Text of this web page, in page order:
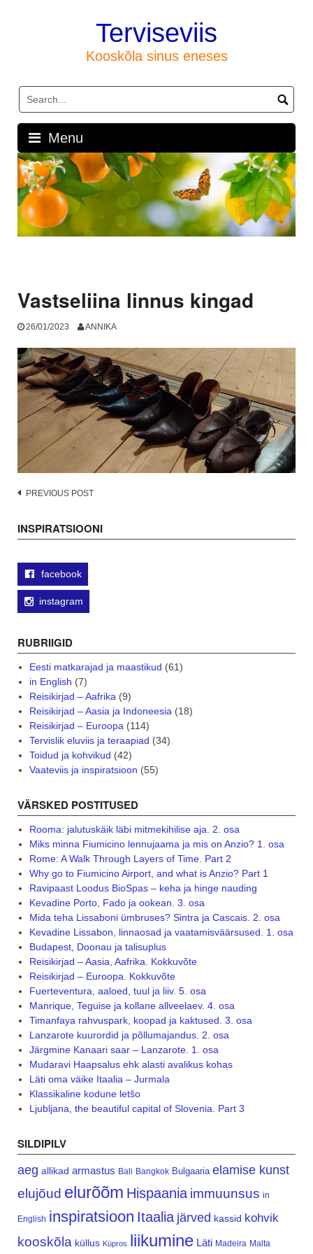
Terviseviis
Kooskõla sinus eneses
Menu
Vastseliina linnus kingad
26/01/2023 ANNIKA
Post
PREVIOUS POST
INSPIRATSIOONI
facebook
instagram
RUBRIIGID
Eesti matkarajad ja maastikud (61)
in English (7)
Reisikirjad – Aafrika (9)
Reisikirjad – Aasia ja Indoneesia (18)
Reisikirjad – Euroopa (114)
Tervislik eluviis ja teraapiad (34)
Toidud ja kohvikud (42)
Vaateviis ja inspiratsioon (55)
VÄRSKED POSTITUSED
Rooma: jalutuskäik läbi mitmekihilise aja. 2. osa
Miks minna Fiumicino lennujaama ja mis on Anzio? 1. osa
Rome: A Walk Through Layers of Time. Part 2
Why go to Fiumicino Airport, and what is Anzio? Part 1
Ravipaast Loodus BioSpas – keha ja hinge nauding
Kevadine Porto, Fado ja ookean. 3. osa
Mida teha Lissaboni ümbruses? Sintra ja Cascais. 2. osa
Kevadine Lissabon, linnaosad ja vaatamisväärsused. 1. osa
Budapest, Doonau ja talisuplus
Reisikirjad – Aasia, Aafrika. Kokkuvõte
Reisikirjad – Euroopa. Kokkuvõte
Fuerteventura, aaloed, tuul ja liiv. 5. osa
Manrique, Teguise ja kollane allveelaev. 4. osa
Timanfaya rahvuspark, koopad ja kaktused. 3. osa
Lanzarote kuurordid ja põllumajandus. 2. osa
Järgmine Kanaari saar – Lanzarote. 1. osa
Mudaravi Haapsalus ehk alasti avalikus kohas
Läti oma väike Itaalia – Jurmala
Klassikaline kodune letšo
Ljubljana, the beautiful capital of Slovenia. Part 3
SILDIPILV
aeg allikad armastus Bali Bangkok Bulgaaria elamise kunst
elujõud elurõõm Hispaania immuunsus in
English inspiratsioon Itaalia järved kassid kohvik
kooskõla küllus Küpros liikumine Läti Madeira Malta